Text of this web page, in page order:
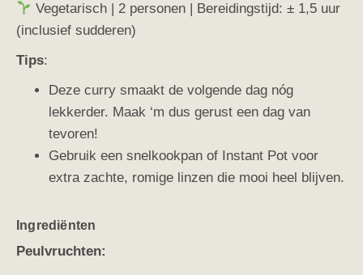
Vegetarisch | 2 personen | Bereidingstijd: ± 1,5 uur
(inclusief sudderen)
Tips:
Deze curry smaakt de volgende dag nóg
lekkerder. Maak ‘m dus gerust een dag van
tevoren!
Gebruik een snelkookpan of Instant Pot voor
extra zachte, romige linzen die mooi heel blijven.
Ingrediënten
Peulvruchten: